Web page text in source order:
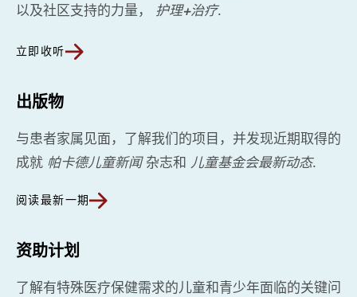
以及社区支持的力量，
护理+治疗.
立即收听
出版物
与患者家属见面，了解我们的项目，并发现近期取得的
成就 帕卡德儿童新闻 杂志和 儿童基金会最新动态.
阅读最新一期
资助计划
了解有特殊医疗保健需求的儿童和青少年面临的关键问